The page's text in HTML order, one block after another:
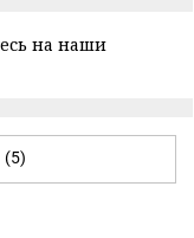
на наши
(5)